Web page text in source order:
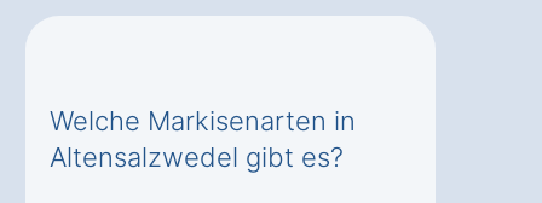
Welche Markisenarten in
Altensalzwedel gibt es?